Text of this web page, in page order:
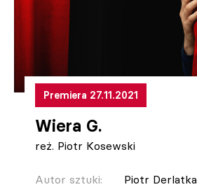
Premiera 27.11.2021
Wiera G.
reż. Piotr Kosewski
Autor sztuki:
Piotr Derlatka